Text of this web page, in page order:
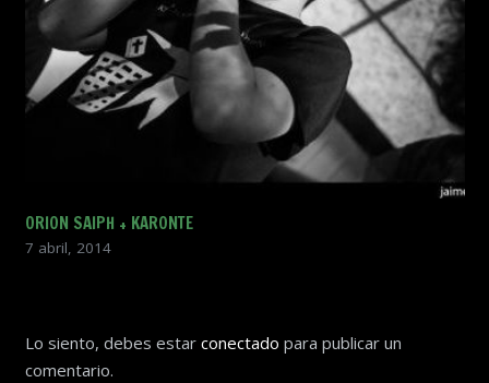
ORION SAIPH + KARONTE
7 abril, 2014
Lo siento, debes estar conectado para publicar un
comentario.